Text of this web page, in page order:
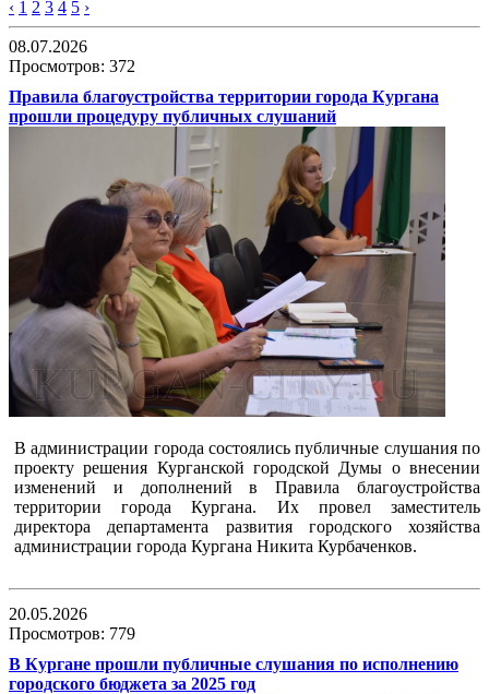
‹ 1 2 3 4 5 ›
08.07.2026
Просмотров: 372
Правила благоустройства территории города Кургана
прошли процедуру публичных слушаний
В администрации города состоялись публичные слушания по
проекту решения Курганской городской Думы о внесении
изменений и дополнений в Правила благоустройства
территории города Кургана. Их провел заместитель
директора департамента развития городского хозяйства
администрации города Кургана Никита Курбаченков.
20.05.2026
Просмотров: 779
В Кургане прошли публичные слушания по исполнению
городского бюджета за 2025 год